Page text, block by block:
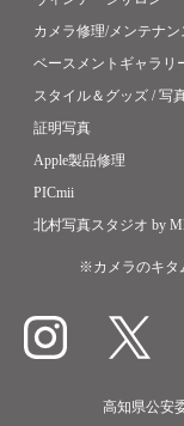
カメラ修理/メンテナン
ベースメントギャラリ
スタイル＆グッズ / 写
証明写真
Apple製品修理
PICmii
北村写真スタジオ by
※カメラのキタ
高知県公安